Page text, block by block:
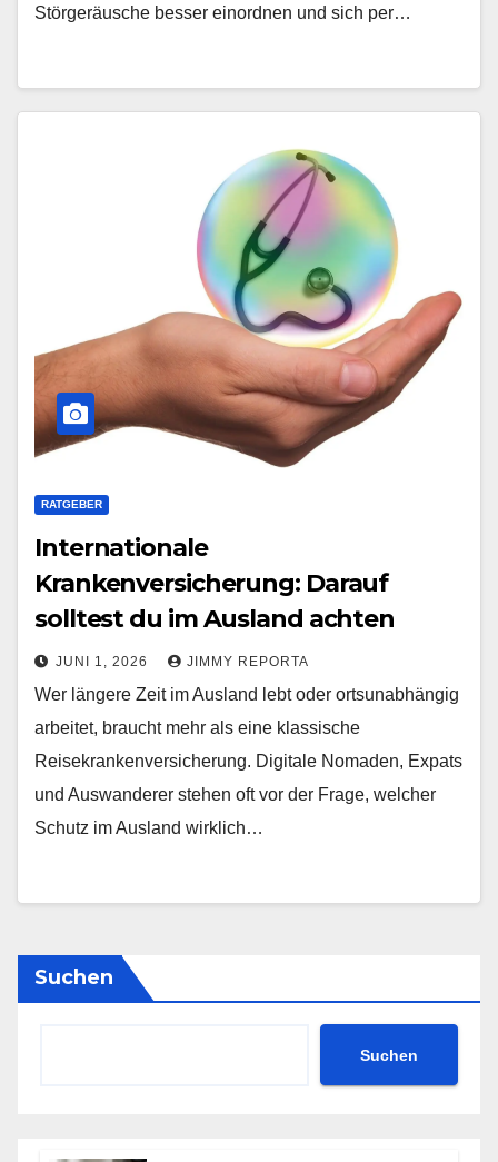
Störgeräusche besser einordnen und sich per…
RATGEBER
Internationale
Krankenversicherung: Darauf
solltest du im Ausland achten
JUNI 1, 2026 JIMMY REPORTA
Wer längere Zeit im Ausland lebt oder ortsunabhängig
arbeitet, braucht mehr als eine klassische
Reisekrankenversicherung. Digitale Nomaden, Expats
und Auswanderer stehen oft vor der Frage, welcher
Schutz im Ausland wirklich…
Suchen
Suchen